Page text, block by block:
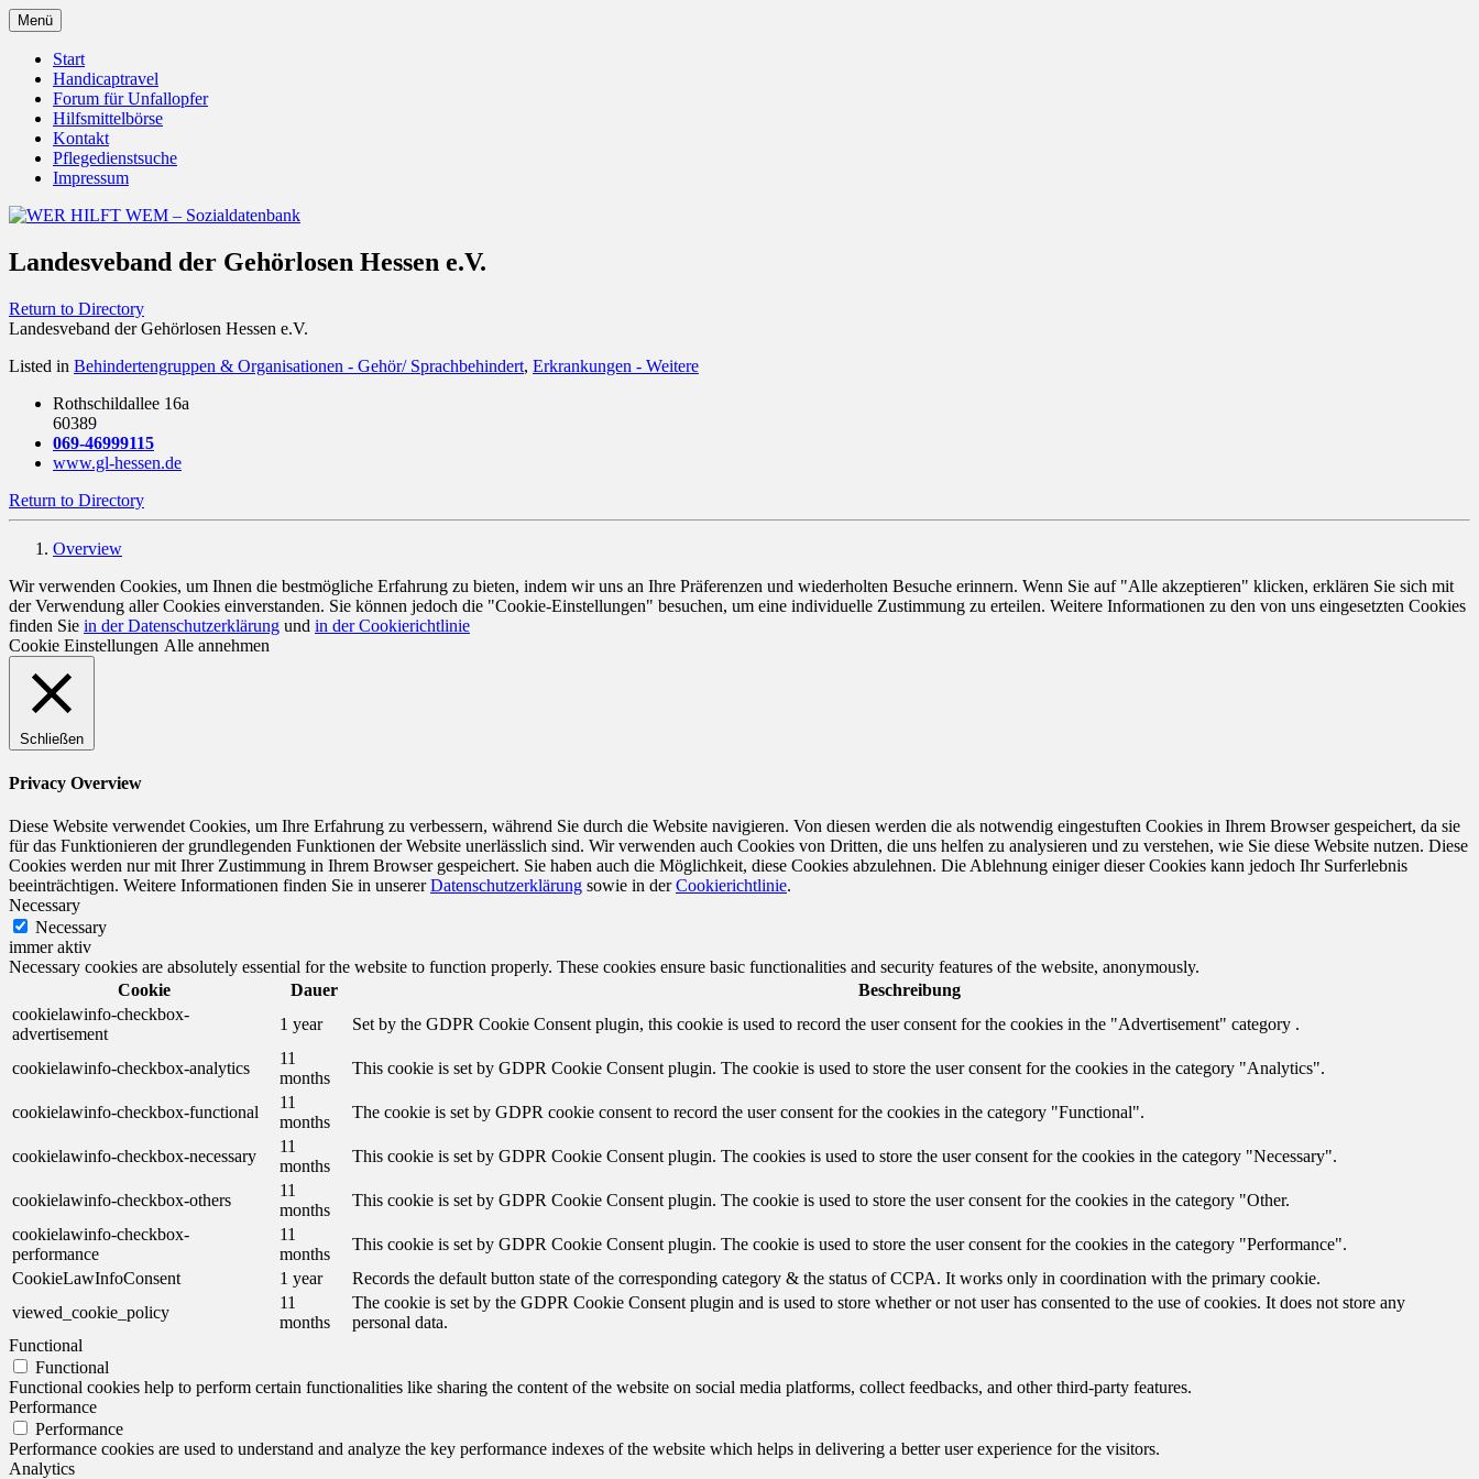
Zum
Inhalt
springen
WER HILFT WEM – Sozialdatenbank
Menü
Start
Handicaptravel
Forum für Unfallopfer
Hilfsmittelbörse
Kontakt
Pflegedienstsuche
Impressum
Landesveband der Gehörlosen Hessen e.V.
Return to Directory
Landesveband der Gehörlosen Hessen e.V.
Listed in Behindertengruppen & Organisationen - Gehör/ Sprachbehindert, Erkrankungen - Weitere
Rothschildallee 16a
60389
069-46999115
www.gl-hessen.de
Return to Directory
Overview
Wir verwenden Cookies, um Ihnen die bestmögliche Erfahrung zu bieten, indem wir uns an Ihre Präferenzen und wiederholten Besuche erinnern. Wenn Sie auf "Alle akzeptieren" klicken, erklären Sie sich mit
der Verwendung aller Cookies einverstanden. Sie können jedoch die "Cookie-Einstellungen" besuchen, um eine individuelle Zustimmung zu erteilen. Weitere Informationen zu den von uns eingesetzten Cookies
finden Sie in der Datenschutzerklärung und in der Cookierichtlinie
Cookie Einstellungen Alle annehmen
Schließen
Privacy Overview
Diese Website verwendet Cookies, um Ihre Erfahrung zu verbessern, während Sie durch die Website navigieren. Von diesen werden die als notwendig eingestuften Cookies in Ihrem Browser gespeichert, da sie
für das Funktionieren der grundlegenden Funktionen der Website unerlässlich sind. Wir verwenden auch Cookies von Dritten, die uns helfen zu analysieren und zu verstehen, wie Sie diese Website nutzen. Diese
Cookies werden nur mit Ihrer Zustimmung in Ihrem Browser gespeichert. Sie haben auch die Möglichkeit, diese Cookies abzulehnen. Die Ablehnung einiger dieser Cookies kann jedoch Ihr Surferlebnis
beeinträchtigen. Weitere Informationen finden Sie in unsererDatenschutzerklärung sowie in derCookierichtlinie.
Necessary
Necessary
immer aktiv
Necessary cookies are absolutely essential for the website to function properly. These cookies ensure basic functionalities and security features of the website, anonymously.
Cookie
Dauer
Beschreibung
cookielawinfo-checkbox-
advertisement
1 year Set by the GDPR Cookie Consent plugin, this cookie is used to record the user consent for the cookies in the "Advertisement" category .
cookielawinfo-checkbox-analytics
11
months
This cookie is set by GDPR Cookie Consent plugin. The cookie is used to store the user consent for the cookies in the category "Analytics".
cookielawinfo-checkbox-functional
11
months
The cookie is set by GDPR cookie consent to record the user consent for the cookies in the category "Functional".
cookielawinfo-checkbox-necessary
11
months
This cookie is set by GDPR Cookie Consent plugin. The cookies is used to store the user consent for the cookies in the category "Necessary".
cookielawinfo-checkbox-others
11
months
This cookie is set by GDPR Cookie Consent plugin. The cookie is used to store the user consent for the cookies in the category "Other.
cookielawinfo-checkbox-
performance
11
months
This cookie is set by GDPR Cookie Consent plugin. The cookie is used to store the user consent for the cookies in the category "Performance".
CookieLawInfoConsent
1 year
Records the default button state of the corresponding category & the status of CCPA. It works only in coordination with the primary cookie.
viewed_cookie_policy
11
months
The cookie is set by the GDPR Cookie Consent plugin and is used to store whether or not user has consented to the use of cookies. It does not store any
personal data.
Functional
Functional
Functional cookies help to perform certain functionalities like sharing the content of the website on social media platforms, collect feedbacks, and other third-party features.
Performance
Performance
Performance cookies are used to understand and analyze the key performance indexes of the website which helps in delivering a better user experience for the visitors.
Analytics